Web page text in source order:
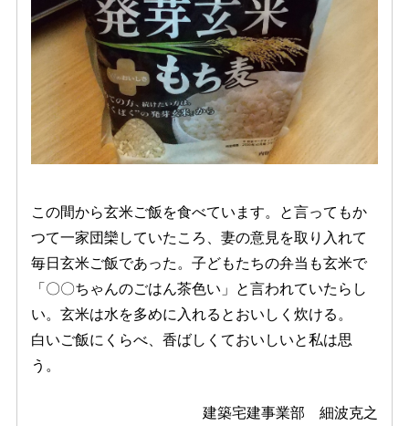
この間から玄米ご飯を食べています。と言ってもか
つて一家団欒していたころ、妻の意見を取り入れて
毎日玄米ご飯であった。子どもたちの弁当も玄米で
「〇〇ちゃんのごはん茶色い」と言われていたらし
い。玄米は水を多めに入れるとおいしく炊ける。
白いご飯にくらべ、香ばしくておいしいと私は思
う。
建築宅建事業部 細波克之